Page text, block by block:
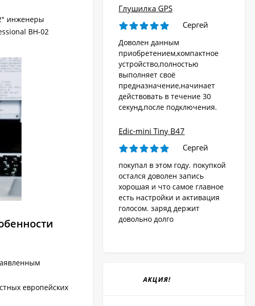
инженеры
BH-02
европейских
Глушилка GPS
Сергей
Доволен данным
приобретением,компактное
устройство,полностью
выполняет своё
предназначение,начинает
действовать в течение 30
секунд,после подключения.
Edic-mini Tiny B47
Сергей
покупал в этом году. покупкой
остался доволен запись
хорошая и что самое главное
есть настройки и активация
голосом. заряд держит
довольно долго
АКЦИЯ!